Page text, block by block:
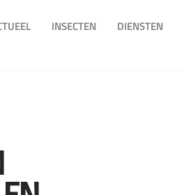
INSECTEN DIENSTEN